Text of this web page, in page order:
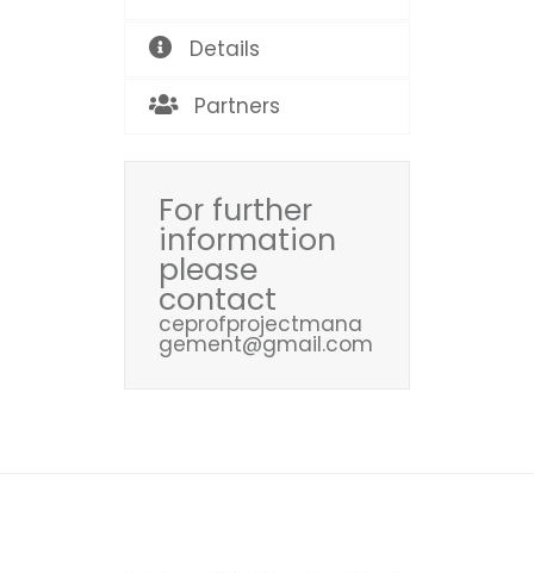
Details
Partners
For further
information
please
contact
ceprofprojectmana
gement@gmail.com